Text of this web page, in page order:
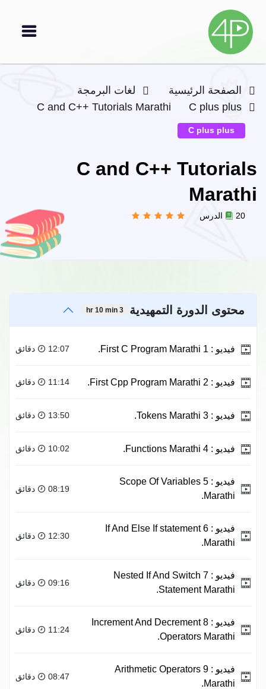
الصفحة الرئيسية
لغات البرمجة
C plus plus
C and C++ Tutorials Marathi
C plus plus
C and C++ Tutorials
Marathi
20 الدرس
محتوى الدورة التمهيدية 3 hr 10 min
فيديو : 12:07 دقائق
فيديو : 11:14 دقائق
فيديو : 13:50 دقائق
فيديو : 10:02 دقائق
فيديو :
5 Scope Of Variables
Marathi.
08:19 دقائق
فيديو :
6 If And Else If statement
Marathi.
12:30 دقائق
فيديو :
7 Nested If And Switch
Statement Marathi.
09:16 دقائق
فيديو :
8 Increment And Decrement
Operators Marathi.
11:24 دقائق
فيديو :
9 Arithmetic Operators
Marathi.
08:47 دقائق